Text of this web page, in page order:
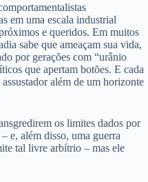
em uma escala industrial
e queridos. Em muitos
sabe que ameaçam sua vida,
por gerações com “urânio
que apertam botões. E cada
além de um horizonte
os limites dados por
e, além disso, uma guerra
tal livre arbítrio – mas ele